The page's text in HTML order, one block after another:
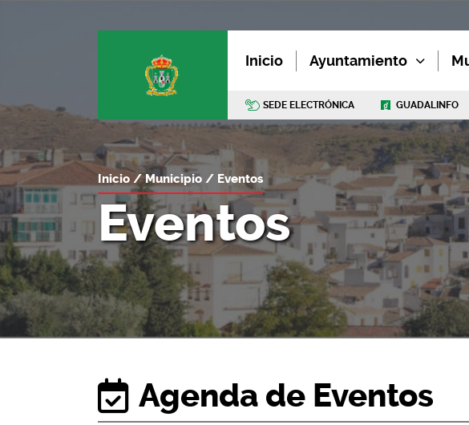
Inicio Ayuntamiento
SEDE ELECTRÓNICA GUADALINFO
Eventos
Inicio Municipio Eventos
Agenda de Eventos